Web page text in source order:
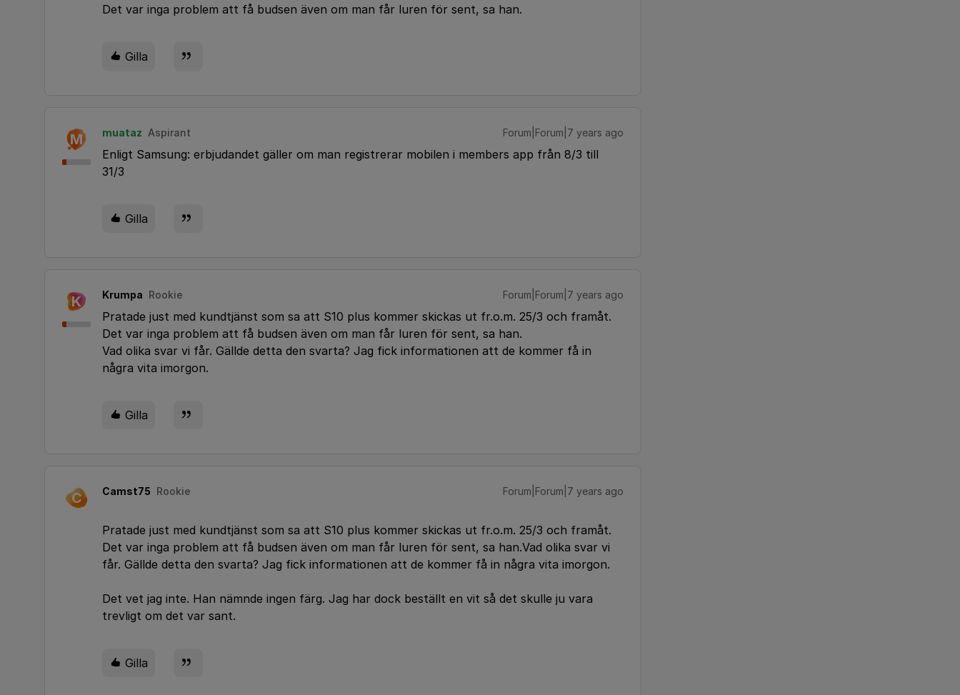
Det var inga problem att få budsen även om man får luren för sent, sa han.
Gilla
M muataz Aspirant Forum|Forum|7 years ago
Enligt Samsung: erbjudandet gäller om man registrerar mobilen i members app från 8/3 till
31/3
Gilla
K Krumpa Rookie Forum|Forum|7 years ago
Pratade just med kundtjänst som sa att S10 plus kommer skickas ut fr.o.m. 25/3 och framåt.
Det var inga problem att få budsen även om man får luren för sent, sa han.
Vad olika svar vi får. Gällde detta den svarta? Jag fick informationen att de kommer få in
några vita imorgon.
Gilla
C Camst75 Rookie Forum|Forum|7 years ago
Pratade just med kundtjänst som sa att S10 plus kommer skickas ut fr.o.m. 25/3 och framåt.
Det var inga problem att få budsen även om man får luren för sent, sa han.Vad olika svar vi
får. Gällde detta den svarta? Jag fick informationen att de kommer få in några vita imorgon.
Det vet jag inte. Han nämnde ingen färg. Jag har dock beställt en vit så det skulle ju vara
trevligt om det var sant.
Gilla